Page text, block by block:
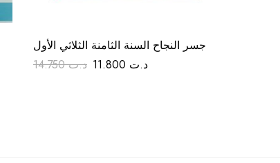
جسر النجاح السنة الثامنة الثلاثي الأول
د.ت14.750 د.ت